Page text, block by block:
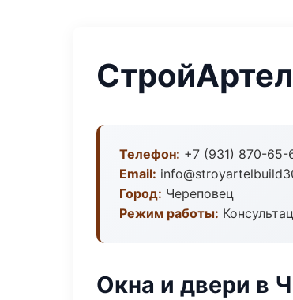
Телефон: +7 (931) 870-65-
Email:
Город: Череповец
Режим работы:
Окна и двери в